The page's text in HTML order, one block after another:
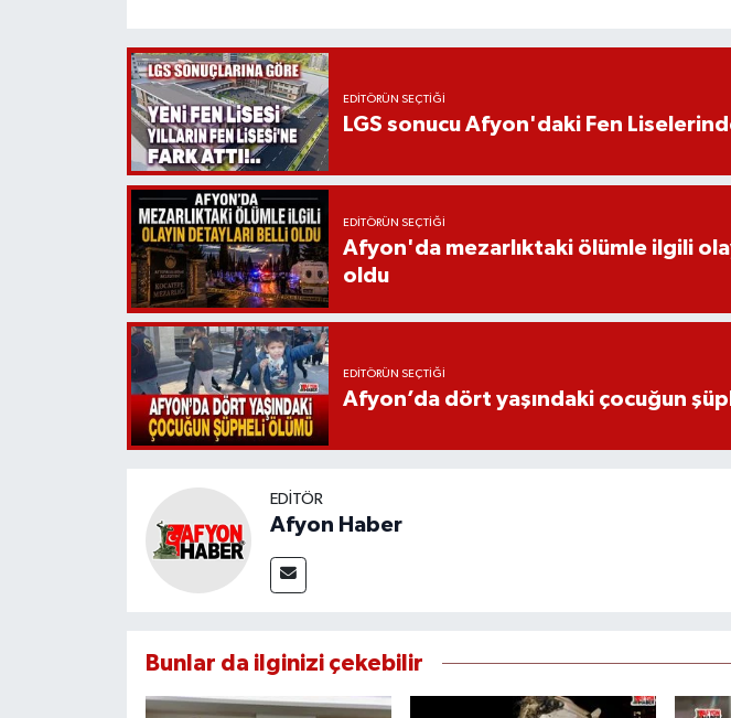
EDITÖRÜN SEÇTIĞI
LGS sonucu Afyon'daki Fen
EDITÖRÜN SEÇTIĞI
Afyon'da mezarlıktaki ölümle ilgili
oldu
EDITÖRÜN SEÇTIĞI
Afyon’da dört yaşındaki çocuğun
EDITÖR
Afyon Haber
Bunlar da ilginizi çekebilir